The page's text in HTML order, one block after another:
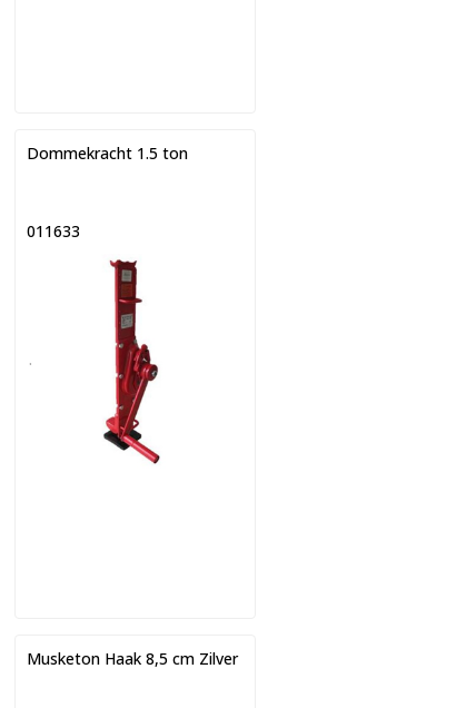
Dommekracht 1.5 ton
011633
Musketon Haak 8,5 cm Zilver